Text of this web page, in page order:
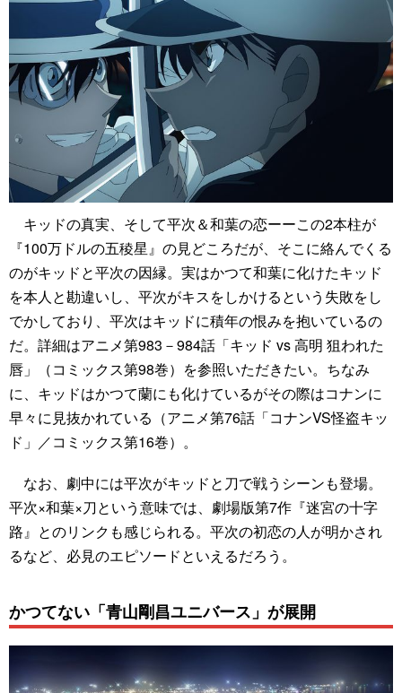
キッドの真実、そして平次＆和葉の恋ーーこの2本柱が
『100万ドルの五稜星』の見どころだが、そこに絡んでくる
のがキッドと平次の因縁。実はかつて和葉に化けたキッド
を本人と勘違いし、平次がキスをしかけるという失敗をし
でかしており、平次はキッドに積年の恨みを抱いているの
だ。詳細はアニメ第983－984話「キッド vs 高明 狙われた
唇」（コミックス第98巻）を参照いただきたい。ちなみ
に、キッドはかつて蘭にも化けているがその際はコナンに
早々に見抜かれている（アニメ第76話「コナンVS怪盗キッ
ド」／コミックス第16巻）。
なお、劇中には平次がキッドと刀で戦うシーンも登場。
平次×和葉×刀という意味では、劇場版第7作『迷宮の十字
路』とのリンクも感じられる。平次の初恋の人が明かされ
るなど、必見のエピソードといえるだろう。
かつてない「青山剛昌ユニバース」が展開